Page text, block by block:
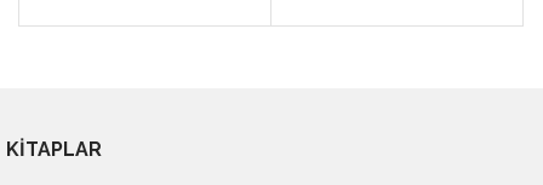
KİTAPLAR